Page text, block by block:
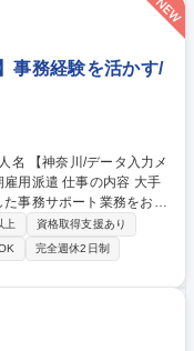
ート PCの基本操作ができ
種 【東海/
社員の無期雇用派遣
事務経験を活かす/
の内容 大手
事務サポート業務をお任
らスタートするため、未
容＞
心） ・資料作成（Excel
ト PCの基本操作ができ
種 【神奈
正社員の無期雇用派遣
上
資格取得支援あり
完全週休2日制